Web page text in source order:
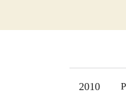
på
var
2010